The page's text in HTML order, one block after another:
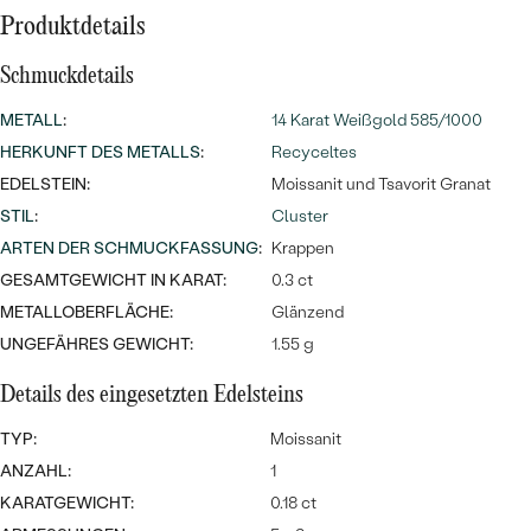
Wave Kollektion
ANSEHEN
NACH DER FARBE
NACH DER FORM
MASSGEFERTIGTER
DIAMANTEN
Ohrrinnge
ANSEHEN
Personalisierte
Halsketten
ANSEHEN
Meistverkaufte
ANSEHEN
Produktdetails
Schmuckdetails
METALL:
14 Karat Weißgold 585/1000
HERKUNFT DES METALLS:
Recyceltes
EDELSTEIN:
Moissanit und Tsavorit Granat
STIL:
Cluster
ARTEN DER SCHMUCKFASSUNG: Krappen
GESAMTGEWICHT IN KARAT:
0.3 ct
METALLOBERFLÄCHE:
Glänzend
UNGEFÄHRES GEWICHT:
1.55 g
Details des eingesetzten Edelsteins
TYP:
Moissanit
ANZAHL:
1
KARATGEWICHT:
0.18 ct